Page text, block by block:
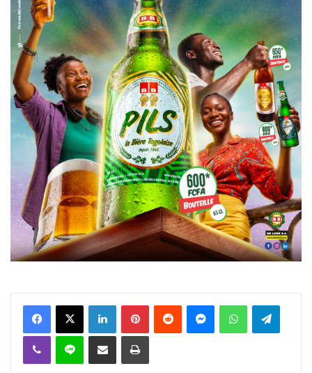
FacebookX Linkedin PinterestReddit MessengerWhatsAppTelegram
Viber Ligne Partager par email Imprimer